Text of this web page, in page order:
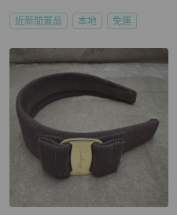
近新閒置品 本地 免運